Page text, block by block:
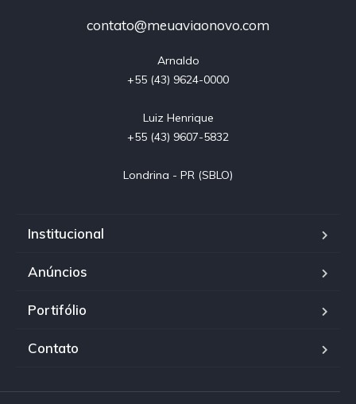
contato@meuaviaonovo.com
Arnaldo
+55 (43) 9624-0000
Luiz Henrique
+55 (43) 9607-5832
Londrina - PR (SBLO)
Institucional
Anúncios
Portifólio
Contato